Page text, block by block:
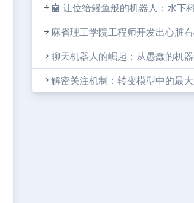
🤖 让位给鳗鱼般的机器人：水下
麻省理工学院工程师开发出心脏右
聊天机器人的崛起：从愚蠢的机器
解密关注机制：转变模型中的最大